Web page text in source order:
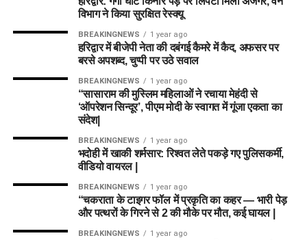
विभाग ने किया सुरक्षित रेस्क्यू
BREAKINGNEWS 1 year ago
हरिद्वार में बीजेपी नेता की दबंगई कैमरे में कैद, अफसर पर
बरसे अपशब्द, चुप्पी पर उठे सवाल
BREAKINGNEWS 1 year ago
“सासाराम की मुस्लिम महिलाओं ने रचाया मेहंदी से
‘ऑपरेशन सिन्दूर’, पीएम मोदी के स्वागत में गूंजा एकता का
संदेश|
BREAKINGNEWS 1 year ago
भदोही में खाकी शर्मसार: रिश्वत लेते पकड़े गए पुलिसकर्मी,
वीडियो वायरल |
BREAKINGNEWS 1 year ago
“चकराता के टाइगर फॉल में प्रकृति का कहर — भारी पेड़
और पत्थरों के गिरने से 2 की मौके पर मौत, कई घायल |
BREAKINGNEWS 1 year ago